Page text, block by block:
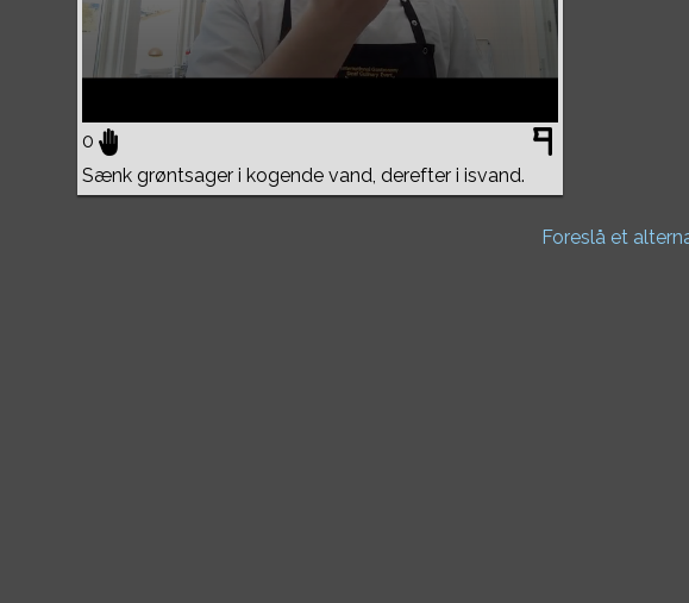
0
Sænk grøntsager i kogende vand, derefter i isvand.
Foreslå et